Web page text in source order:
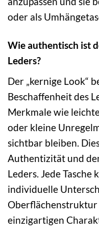
oder als
Wie authentisch ist
Leders?
Der „kernige Look“
Beschaffenheit des
Merkmale wie
oder kleine
sichtbar bleiben.
Authentizität und
Leders. Jede Tasche
individuelle
Oberflächenstruktur
einzigartigen